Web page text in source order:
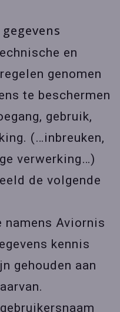
en
genomen
te beschermen
gebruik,
(…inbreuken,
verwerking…)
de volgende
namens Aviornis
kennis
gehouden aan